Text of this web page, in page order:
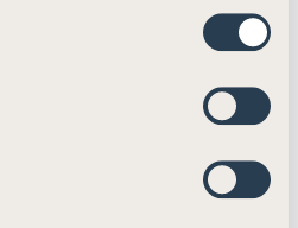
laiksi
hakevan